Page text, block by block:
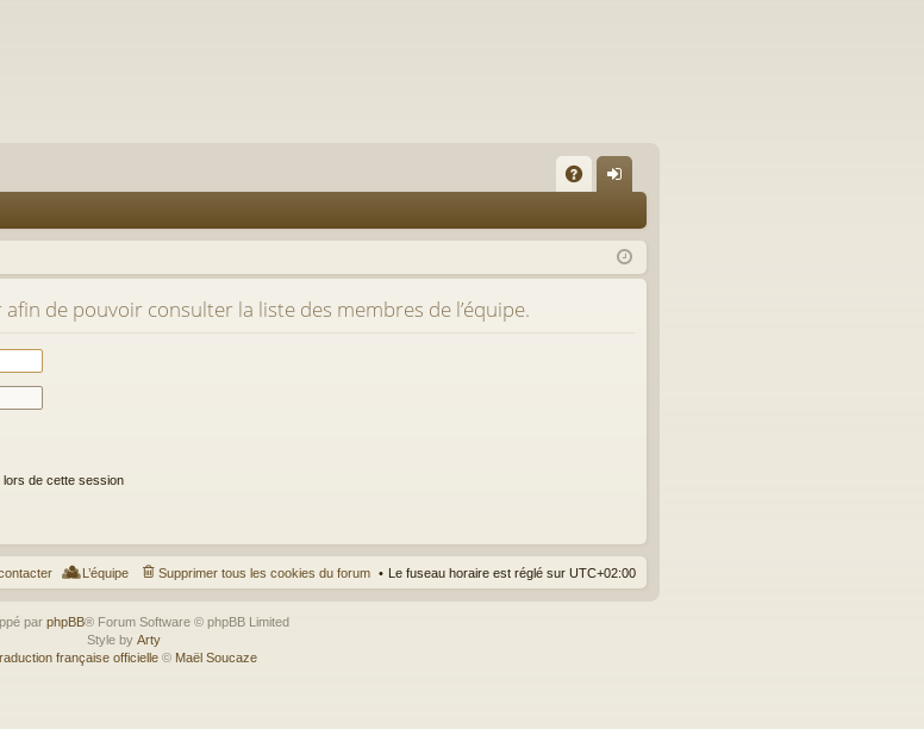
Q ne
xi
de pouvoir consulter la liste des membres de l’équipe.
lors de cette session
Le fuseau horaire est réglé sur UTC+02:00
Supprimer tous les cookies du forum
L’équipe
par phpBB® Forum Software © phpBB Limited
Style by Arty
française officielle © Maël Soucaze